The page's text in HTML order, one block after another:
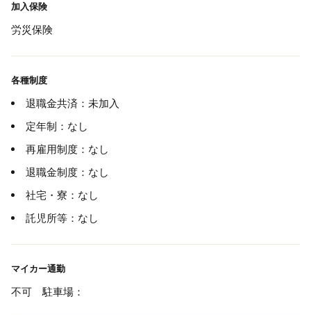
加入保険
労災保険
各種制度
退職金共済：未加入
定年制：なし
再雇用制度：なし
退職金制度：なし
社宅・寮：なし
託児所等：なし
マイカー通勤
不可 駐車場：